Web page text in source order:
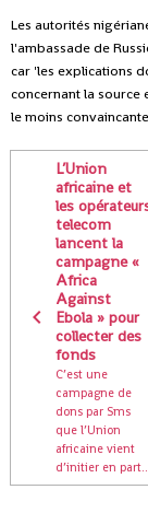
Les autorités
l'ambassade de
car 'les explications
concernant la source
le moins
L’Union
africaine et
les
telecom
lancent la
campagne «
Africa
Against
Ebola » pour
collecter des
fonds
C’est une
campagne de
dons par Sms
que l’Union
africaine vient
d’initier en part...